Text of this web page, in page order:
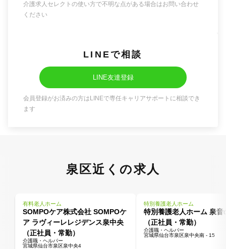
介護求人セレクトの使い方で不明な点がある場合はお問い合わせ
ください
LINEで相談
LINE友達登録
会員登録がお済みの方はLINEで専任キャリアサポートに相談でき
ます
泉区近くの求人
有料老人ホーム
SOMPOケア株式会社 SOMPOケ
ア ラヴィーレレジデンス泉中央
（正社員・常勤）
介護職・ヘルパー
宮城県仙台市泉区泉中央4
特別養護老人ホーム
特別養護老人ホーム 泉音
（正社員・常勤）
介護職・ヘルパー
宮城県仙台市泉区泉中央南 - 15